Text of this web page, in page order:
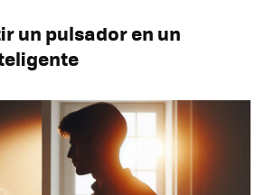
un pulsador en un